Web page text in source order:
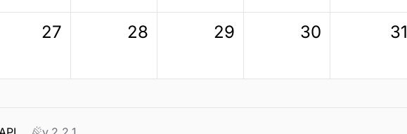
27 28 29 30 31